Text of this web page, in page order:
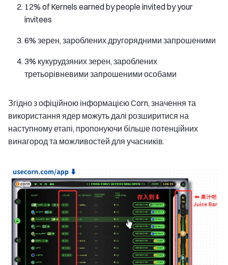
12% of Kernels earned by people invited by your
invitees
6% зерен, зароблених другорядними запрошеними
3% кукурудзяних зерен, зароблених
третьорівневими запрошеними особами
Згідно з офіційною інформацією Corn, значення та
використання ядер можуть далі розширитися на
наступному етапі, пропонуючи більше потенційних
винагород та можливостей для учасників.